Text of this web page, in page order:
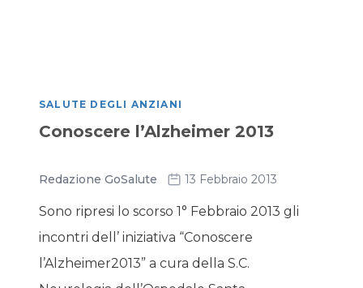
SALUTE DEGLI ANZIANI
Conoscere l’Alzheimer 2013
Redazione GoSalute 13 Febbraio 2013
Sono ripresi lo scorso 1° Febbraio 2013 gli
incontri dell’ iniziativa “Conoscere
l’Alzheimer2013” a cura della S.C.